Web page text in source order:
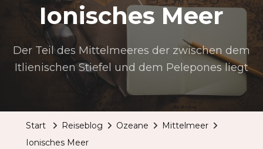
Ionisches Meer
Der Teil des Mittelmeeres der zwischen dem
Itlienischen Stiefel und dem Pelepones liegt
Start Reiseblog Ozeane
Mittelmeer
Ionisches Meer